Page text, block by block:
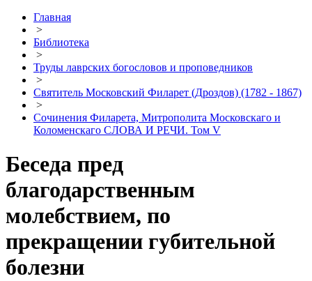
Главная
>
Библиотека
>
Труды лаврских богословов и проповедников
>
Святитель Московский Филарет (Дроздов) (1782 - 1867)
>
Сочинения Филарета, Митрополита Московскаго и
Коломенскаго СЛОВА И РЕЧИ. Том V
Беседа пред
благодарственным
молебствием, по
прекращении губительной
болезни